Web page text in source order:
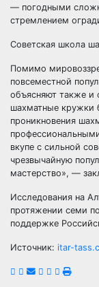
— погодными
стремлением
Советская школа
Помимо
повсеместной
объясняют также и
шахматные кружки
проникновения
вкупе с сильной
чрезвычайную
мастерство», —
Исследования на
протяжении семи
поддержке
Источник: itar-